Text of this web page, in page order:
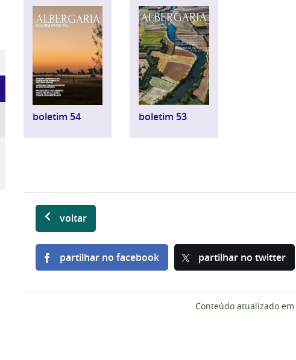
boletim 54 boletim 53
voltar
partilhar no facebook partilhar no twitter
Conteúdo atualizado em